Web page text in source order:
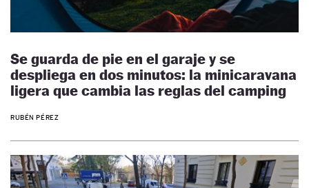
Se guarda de pie en el garaje y se
despliega en dos minutos: la minicaravana
ligera que cambia las reglas del camping
RUBÉN PÉREZ